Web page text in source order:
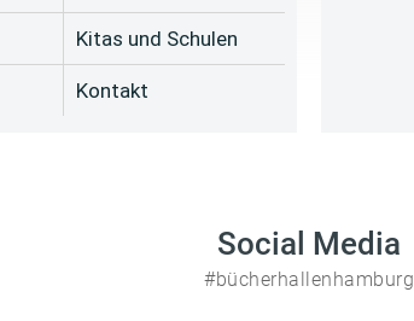
Kitas und Schulen
Kontakt
Social Media
#bücherhallenhamburg